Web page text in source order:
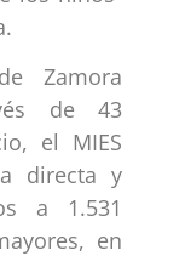
Zamora
de 43
el MIES
directa y
a 1.531
en